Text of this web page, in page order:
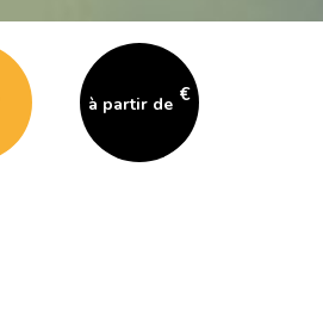
à partir de €